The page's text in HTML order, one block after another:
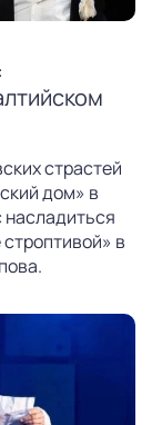
страстей
дом» в
в